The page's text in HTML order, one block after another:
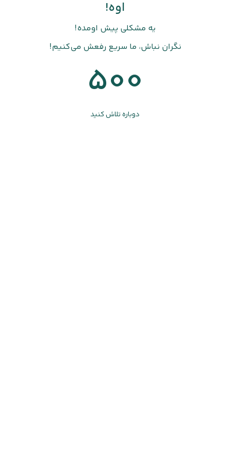
اوه!
یه مشکلی پیش اومده!
نگران نباش، ما سریع رفعش می‌کنیم!
500
دوباره تلاش کنید